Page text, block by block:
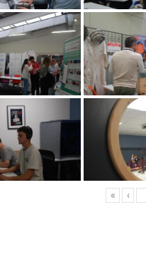
« ‹